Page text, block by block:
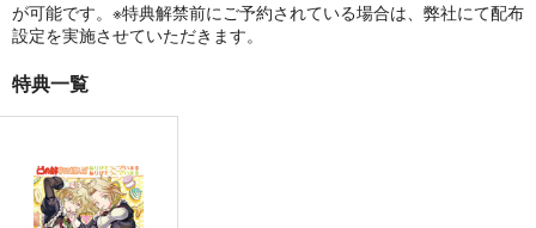
が可能です。※特典解禁前にご予約されている場合は、弊社にて配布
設定を実施させていただきます。
特典一覧